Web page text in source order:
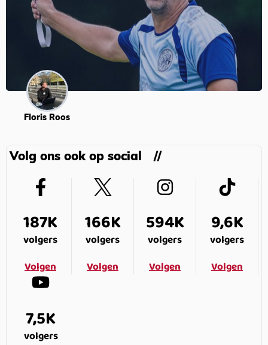
Floris Roos
Volg ons ook op social
187K
volgers
Volgen
166K
volgers
Volgen
594K
volgers
Volgen
9,6K
volgers
Volgen
7,5K
volgers